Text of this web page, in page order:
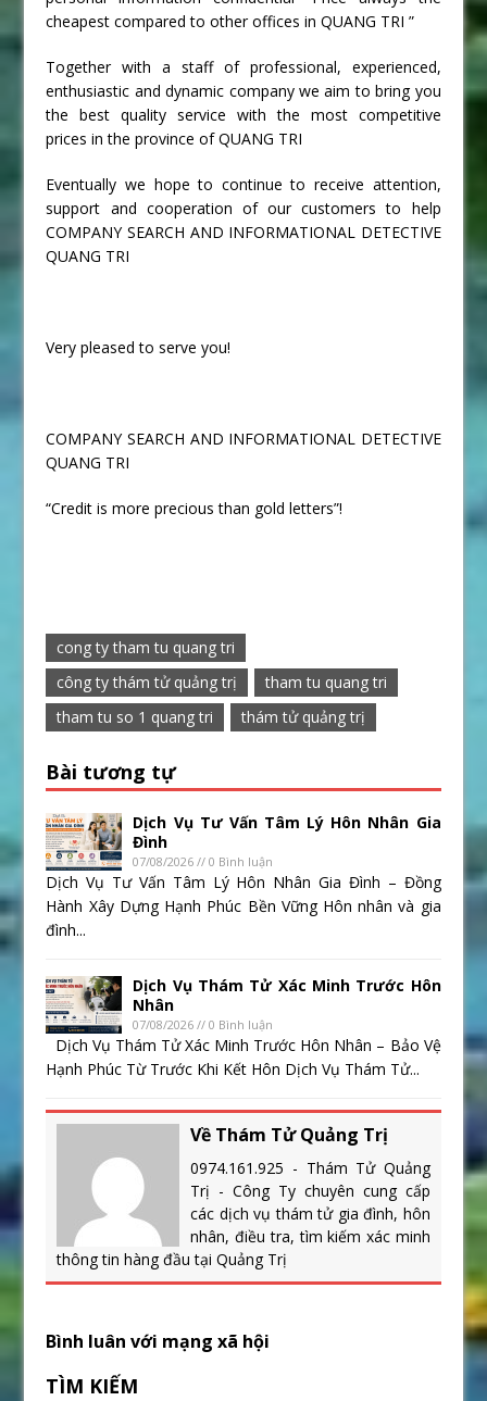
cheapest compared to other offices in QUANG TRI ”
Together with a staff of professional, experienced,
enthusiastic and dynamic company we aim to bring you
the best quality service with the most competitive
prices in the province of QUANG TRI
Eventually we hope to continue to receive attention,
support and cooperation of our customers to help
COMPANY SEARCH AND INFORMATIONAL DETECTIVE
QUANG TRI
Very pleased to serve you!
COMPANY SEARCH AND INFORMATIONAL DETECTIVE
QUANG TRI
“Credit is more precious than gold letters”!
cong ty tham tu quang tri
công ty thám tử quảng trị
tham tu quang tri
tham tu so 1 quang tri
thám tử quảng trị
Bài tương tự
Dịch Vụ Tư Vấn Tâm Lý Hôn Nhân Gia
Đình
07/08/2026 // 0 Bình luận
Dịch Vụ Tư Vấn Tâm Lý Hôn Nhân Gia Đình – Đồng
Hành Xây Dựng Hạnh Phúc Bền Vững Hôn nhân và gia
đình...
Dịch Vụ Thám Tử Xác Minh Trước Hôn
Nhân
07/08/2026 // 0 Bình luận
Dịch Vụ Thám Tử Xác Minh Trước Hôn Nhân – Bảo Vệ
Hạnh Phúc Từ Trước Khi Kết Hôn Dịch Vụ Thám Tử...
Về Thám Tử Quảng Trị
0974.161.925 - Thám Tử Quảng
Trị - Công Ty chuyên cung cấp
các dịch vụ thám tử gia đình, hôn
nhân, điều tra, tìm kiếm xác minh
thông tin hàng đầu tại Quảng Trị
Bình luân với mạng xã hội
TÌM KIẾM